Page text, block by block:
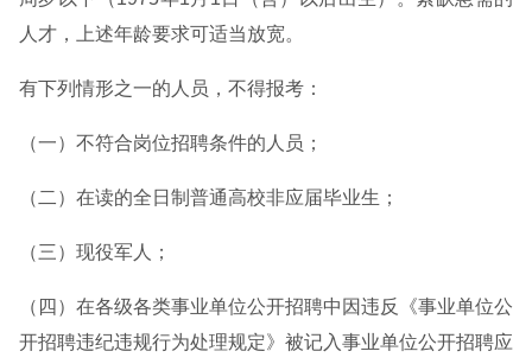
人才，上述年龄要求可适当放宽。
有下列情形之一的人员，不得报考：
（一）不符合岗位招聘条件的人员；
（二）在读的全日制普通高校非应届毕业生；
（三）现役军人；
（四）在各级各类事业单位公开招聘中因违反《事业单位公
开招聘违纪违规行为处理规定》被记入事业单位公开招聘应